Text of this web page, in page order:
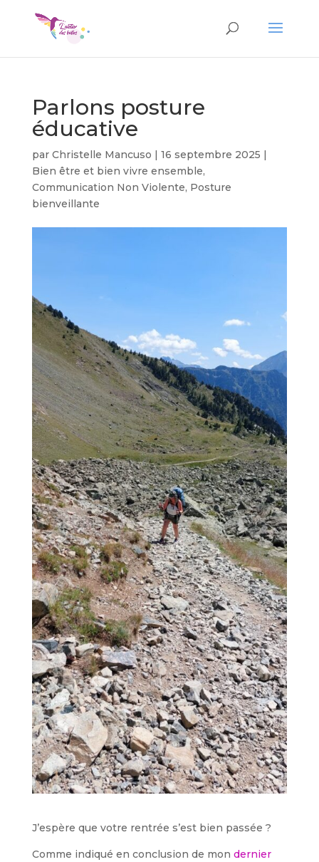
Parlons posture
éducative
par Christelle Mancuso | 16 septembre 2025 |
Bien être et bien vivre ensemble,
Communication Non Violente, Posture
bienveillante
J’espère que votre rentrée s’est bien passée ?
Comme indiqué en conclusion de mon dernier